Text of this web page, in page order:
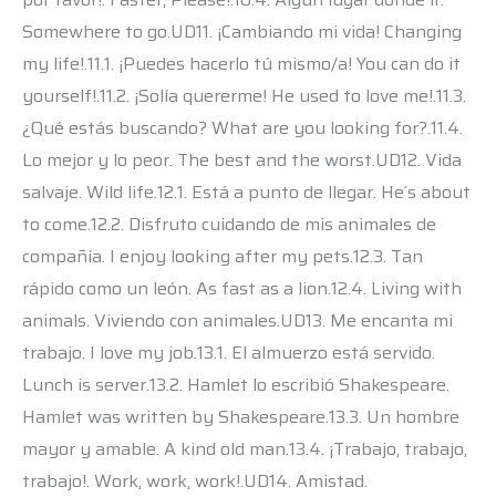
Somewhere to go.UD11. ¡Cambiando mi vida! Changing
my life!.11.1. ¡Puedes hacerlo tú mismo/a! You can do it
yourself!.11.2. ¡Solía quererme! He used to love me!.11.3.
¿Qué estás buscando? What are you looking for?.11.4.
Lo mejor y lo peor. The best and the worst.UD12. Vida
salvaje. Wild life.12.1. Está a punto de llegar. He´s about
to come.12.2. Disfruto cuidando de mis animales de
compañía. I enjoy looking after my pets.12.3. Tan
rápido como un león. As fast as a lion.12.4. Living with
animals. Viviendo con animales.UD13. Me encanta mi
trabajo. I love my job.13.1. El almuerzo está servido.
Lunch is server.13.2. Hamlet lo escribió Shakespeare.
Hamlet was written by Shakespeare.13.3. Un hombre
mayor y amable. A kind old man.13.4. ¡Trabajo, trabajo,
trabajo!. Work, work, work!.UD14. Amistad.